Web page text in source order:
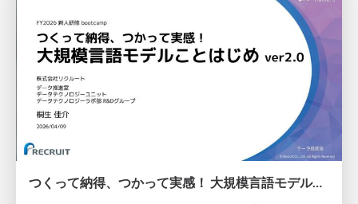
つくって納得、つかって実感！ 大規模言語モデルことはじめ ver2.0